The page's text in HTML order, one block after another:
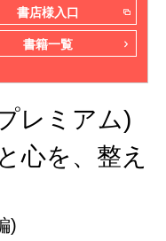
書店様入口
書籍一覧
レミアム)
心を、整え
)